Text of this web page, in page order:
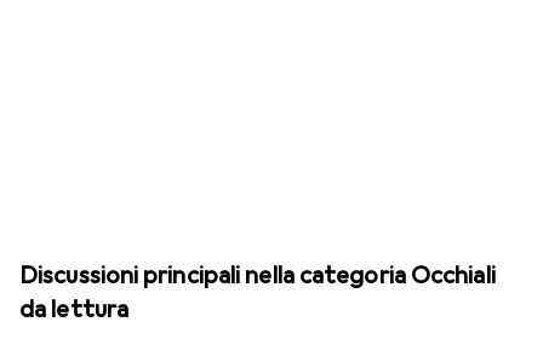
Discussioni principali nella categoria Occhiali
da lettura